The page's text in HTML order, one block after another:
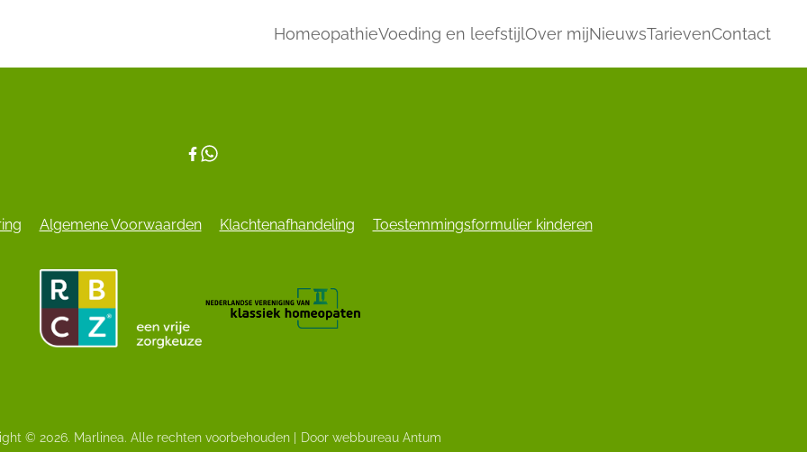
HomeopathieVoeding en leefstijlOver mijNieuwsTarievenContact
Algemene Voorwaarden Klachtenafhandeling Toestemmingsformulier kinderen
© 2026. Marlinea. Alle rechten voorbehouden | Door webbureau Antum